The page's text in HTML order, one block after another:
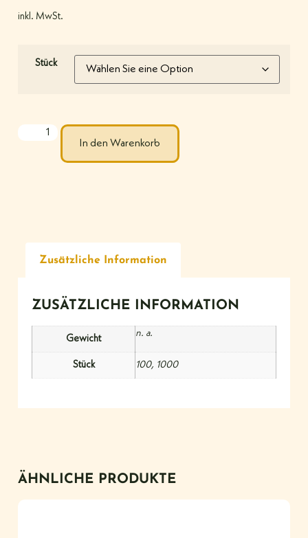
inkl. MwSt.
Stück
In den Warenkorb
Zusätzliche Information
ZUSÄTZLICHE INFORMATION
Gewicht
n. a.
Stück 100, 1000
ÄHNLICHE PRODUKTE